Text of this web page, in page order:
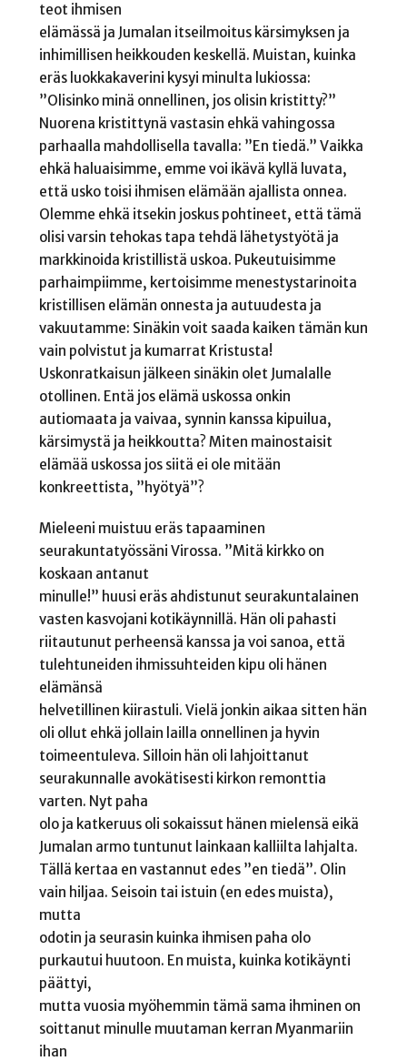
teot ihmisen
elämässä ja Jumalan itseilmoitus kärsimyksen ja
inhimillisen heikkouden keskellä. Muistan, kuinka
eräs luokkakaverini kysyi minulta lukiossa:
”Olisinko minä onnellinen, jos olisin kristitty?”
Nuorena kristittynä vastasin ehkä vahingossa
parhaalla mahdollisella tavalla: ”En tiedä.” Vaikka
ehkä haluaisimme, emme voi ikävä kyllä luvata,
että usko toisi ihmisen elämään ajallista onnea.
Olemme ehkä itsekin joskus pohtineet, että tämä
olisi varsin tehokas tapa tehdä lähetystyötä ja
markkinoida kristillistä uskoa. Pukeutuisimme
parhaimpiimme, kertoisimme menestystarinoita
kristillisen elämän onnesta ja autuudesta ja
vakuutamme: Sinäkin voit saada kaiken tämän kun
vain polvistut ja kumarrat Kristusta!
Uskonratkaisun jälkeen sinäkin olet Jumalalle
otollinen. Entä jos elämä uskossa onkin
autiomaata ja vaivaa, synnin kanssa kipuilua,
kärsimystä ja heikkoutta? Miten mainostaisit
elämää uskossa jos siitä ei ole mitään
konkreettista, ”hyötyä”?
Mieleeni muistuu eräs tapaaminen
seurakuntatyössäni Virossa. ”Mitä kirkko on
koskaan antanut
minulle!” huusi eräs ahdistunut seurakuntalainen
vasten kasvojani kotikäynnillä. Hän oli pahasti
riitautunut perheensä kanssa ja voi sanoa, että
tulehtuneiden ihmissuhteiden kipu oli hänen
elämänsä
helvetillinen kiirastuli. Vielä jonkin aikaa sitten hän
oli ollut ehkä jollain lailla onnellinen ja hyvin
toimeentuleva. Silloin hän oli lahjoittanut
seurakunnalle avokätisesti kirkon remonttia
varten. Nyt paha
olo ja katkeruus oli sokaissut hänen mielensä eikä
Jumalan armo tuntunut lainkaan kalliilta lahjalta.
Tällä kertaa en vastannut edes ”en tiedä”. Olin
vain hiljaa. Seisoin tai istuin (en edes muista),
mutta
odotin ja seurasin kuinka ihmisen paha olo
purkautui huutoon. En muista, kuinka kotikäynti
päättyi,
mutta vuosia myöhemmin tämä sama ihminen on
soittanut minulle muutaman kerran Myanmariin
ihan